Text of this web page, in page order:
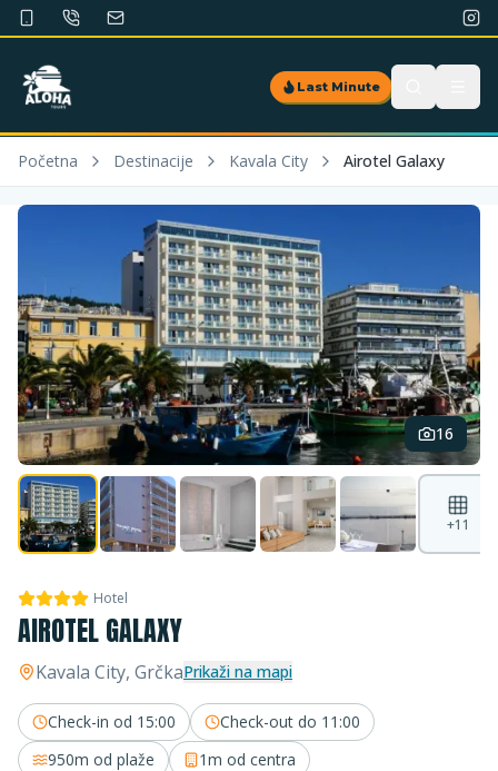
Last Minute
Početna Destinacije Kavala City Airotel Galaxy
16
+11
Hotel
AIROTEL GALAXY
Kavala City, GrčkaPrikaži na mapi
Check-in od 15:00 Check-out do 11:00
950m od plaže 1m od centra